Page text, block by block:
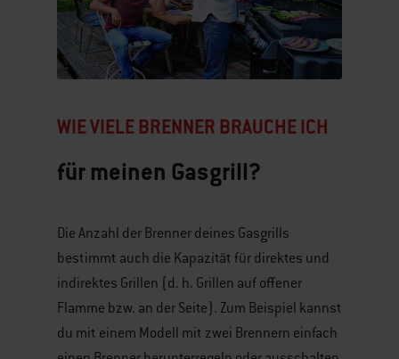
WIE VIELE BRENNER BRAUCHE ICH
für meinen Gasgrill?
Die Anzahl der Brenner deines Gasgrills
bestimmt auch die Kapazität für direktes und
indirektes Grillen (d. h. Grillen auf offener
Flamme bzw. an der Seite). Zum Beispiel kannst
du mit einem Modell mit zwei Brennern einfach